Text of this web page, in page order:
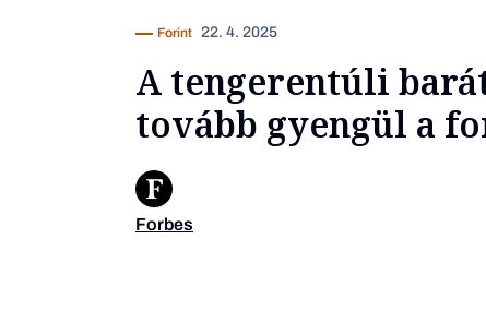
Forint 22. 4. 2025
A tengerentúli
tovább gyengül a
Forbes